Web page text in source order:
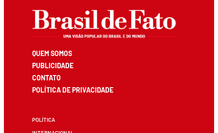
QUEM SOMOS
PUBLICIDADE
CONTATO
POLÍTICA DE PRIVACIDADE
POLÍTICA